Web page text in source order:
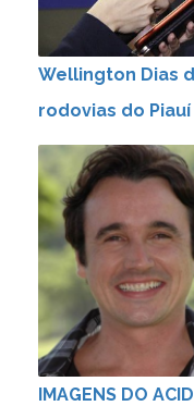
Wellington Dias
rodovias do Piauí
IMAGENS DO